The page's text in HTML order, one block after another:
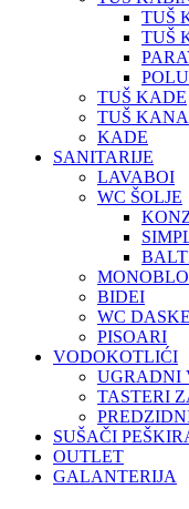
TUŠ
TUŠ
TUŠ KADE
TUŠ
KADE
SANITARIJE
LAVABOI
WC ŠOLJE
BIDEI
WC DASKE
PISOARI
VODOKOTLIĆI
UGRADNI
TASTERI
SUŠAČI
OUTLET
GALANTERIJA